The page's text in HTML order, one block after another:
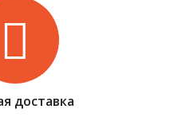
доставка